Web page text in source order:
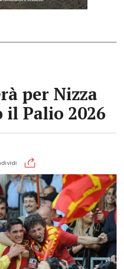
per Nizza
Palio 2026